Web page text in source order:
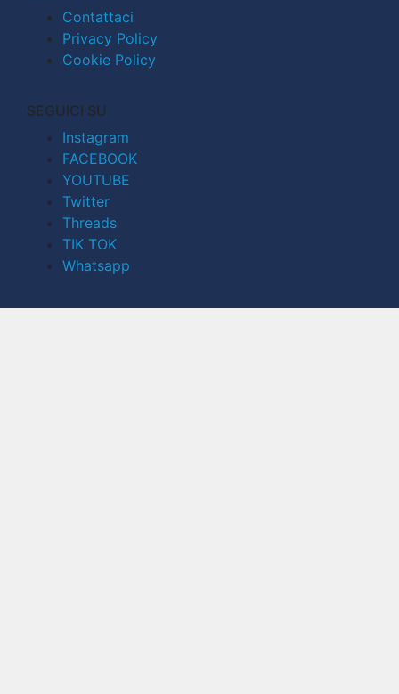
Contattaci
Privacy Policy
Cookie Policy
SEGUICI SU
Instagram
FACEBOOK
YOUTUBE
Twitter
Threads
TIK TOK
Whatsapp